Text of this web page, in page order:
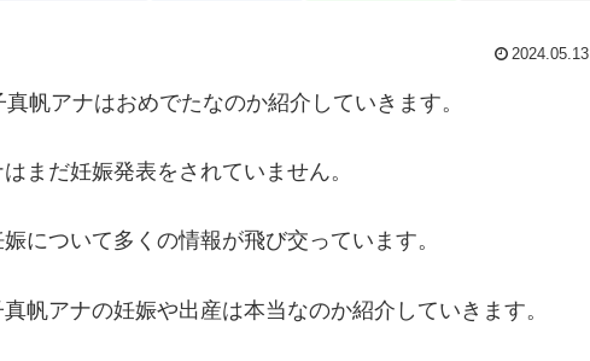
2024.05.13
帆アナはおめでたなのか紹介していきます。
まだ妊娠発表をされていません。
について多くの情報が飛び交っています。
帆アナの妊娠や出産は本当なのか紹介していきます。